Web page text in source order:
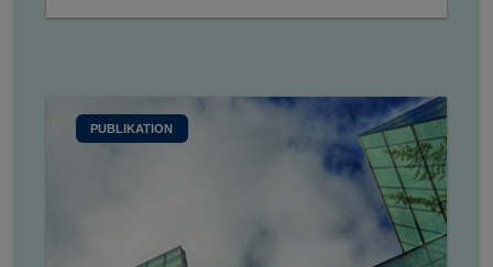
PUBLIKATION